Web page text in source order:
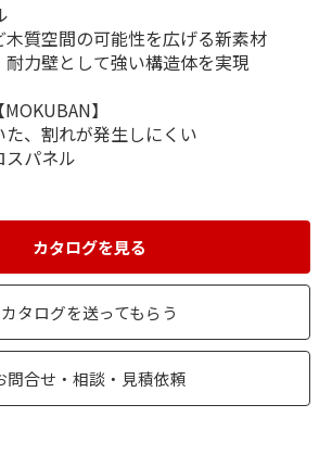
質空間の可能性を広げる新素材
力壁として強い構造体を実現
】
、割れが発生しにくい
パネル
カタログを見る
カタログを送ってもらう
問合せ・相談・見積依頼